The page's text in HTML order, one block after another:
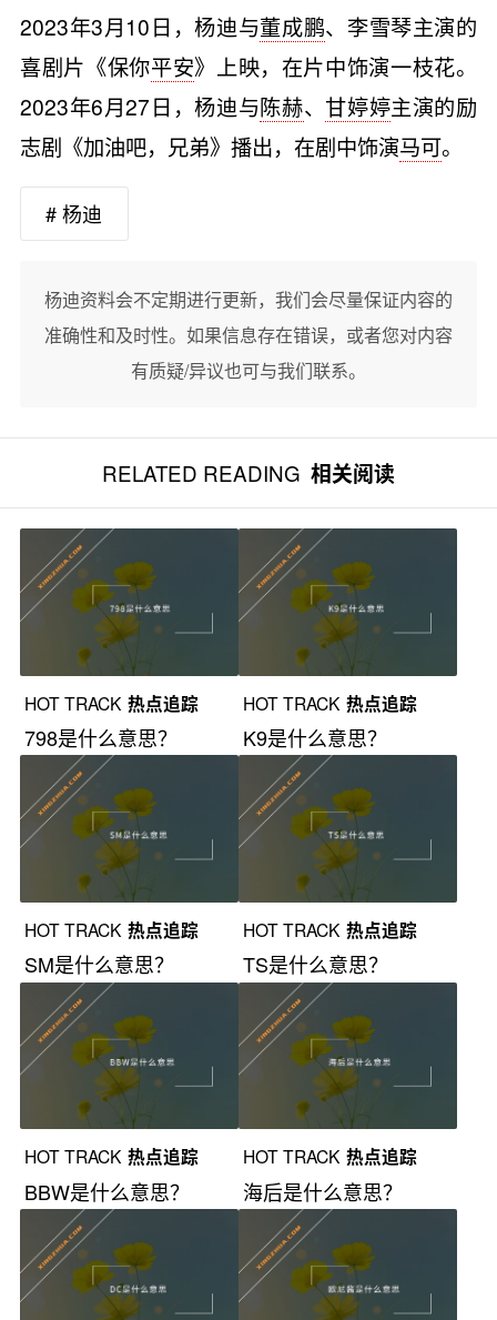
2023年3月10日，杨迪与董成鹏、李雪琴主演的
喜剧片《保你平安》上映，在片中饰演一枝花。
2023年6月27日，杨迪与陈赫、 甘婷婷主演的励
志剧《加油吧，兄弟》播出，在剧中饰演马可。
# 杨迪
杨迪资料会不定期进行更新，我们会尽量保证内容的
准确性和及时性。如果信息存在错误，或者您对内容
有质疑/异议也可与我们联系。
RELATED READING 相关阅读
HOT TRACK 热点追踪
798是什么意思？
HOT TRACK 热点追踪
K9是什么意思？
HOT TRACK 热点追踪
SM是什么意思？
HOT TRACK 热点追踪
TS是什么意思？
HOT TRACK 热点追踪
BBW是什么意思？
HOT TRACK 热点追踪
海后是什么意思？